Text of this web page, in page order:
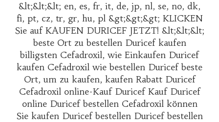
&lt;&lt;&lt; en, es, fr, it, de, jp, nl, se, no, dk,
fi, pt, cz, tr, gr, hu, pl &gt;&gt;&gt; KLICKEN
Sie auf KAUFEN DURICEF JETZT! &lt;&lt;&lt;
beste Ort zu bestellen Duricef kaufen
billigsten Cefadroxil, wie Einkaufen Duricef
kaufen Cefadroxil wie bestellen Duricef beste
Ort, um zu kaufen, kaufen Rabatt Duricef
Cefadroxil online-Kauf Duricef Kauf Duricef
online Duricef bestellen Cefadroxil können
Sie kaufen Duricef bestellen Duricef bestellen